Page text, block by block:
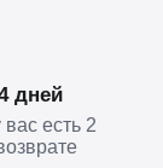
дней
есть 2